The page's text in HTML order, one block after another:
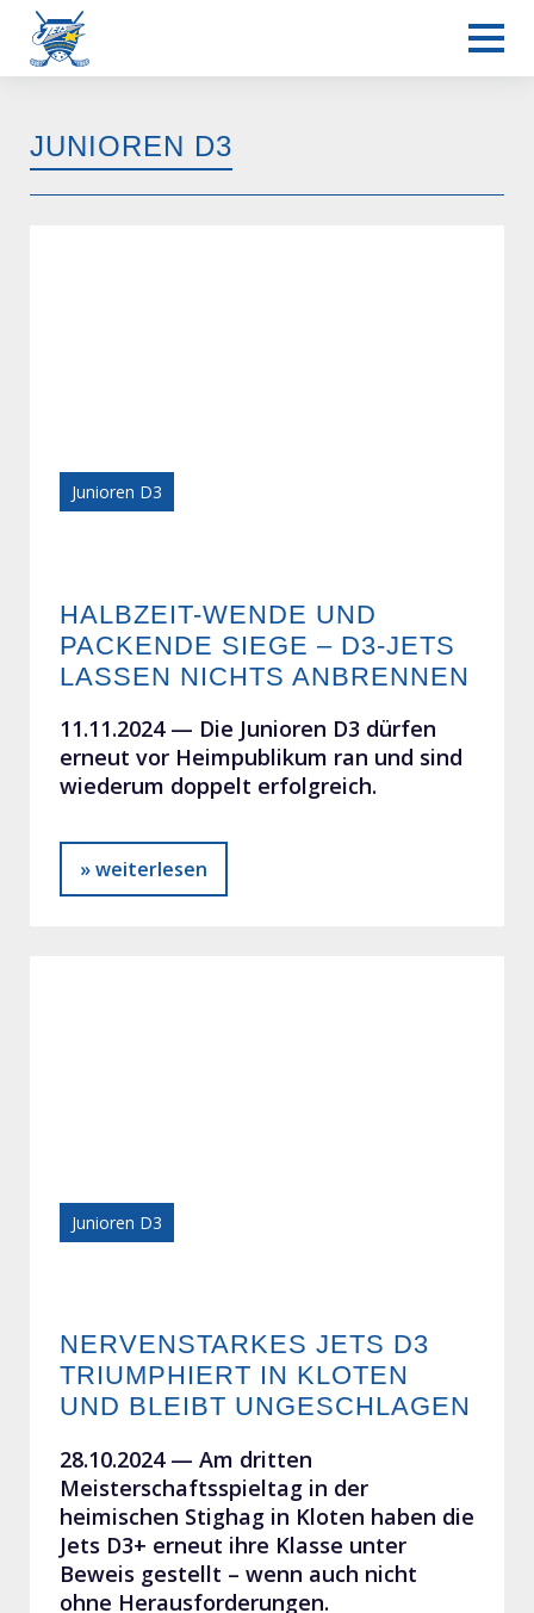
JUNIOREN D3
Junioren D3
HALBZEIT-WENDE UND
PACKENDE SIEGE – D3-JETS
LASSEN NICHTS ANBRENNEN
11.11.2024 — Die Junioren D3 dürfen
erneut vor Heimpublikum ran und sind
wiederum doppelt erfolgreich.
» weiterlesen
Junioren D3
NERVENSTARKES JETS D3
TRIUMPHIERT IN KLOTEN
UND BLEIBT UNGESCHLAGEN
28.10.2024 — Am dritten
Meisterschaftsspieltag in der
heimischen Stighag in Kloten haben die
Jets D3+ erneut ihre Klasse unter
Beweis gestellt – wenn auch nicht
ohne Herausforderungen.